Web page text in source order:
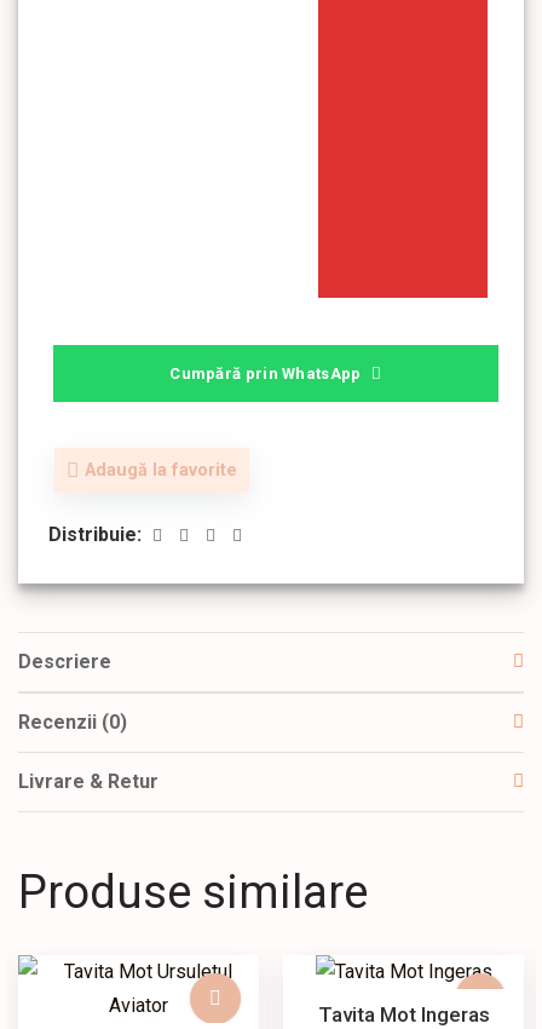
Cumpără prin WhatsApp
Adaugă la favorite
Distribuie:
Descriere
Recenzii (0)
Livrare & Retur
Produse similare
Tavita Mot Ingeras